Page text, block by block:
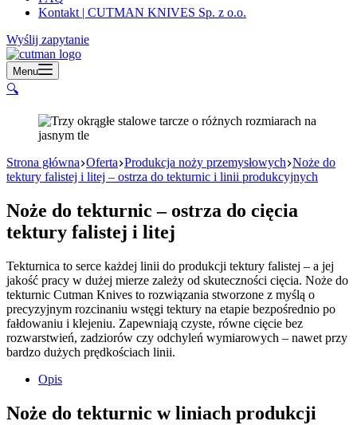
Kontakt | CUTMAN KNIVES Sp. z o.o.
Wyślij zapytanie
Menu
🔍
Strona główna Oferta Produkcja noży przemysłowych Noże do
tektury falistej i litej – ostrza do tekturnic i linii produkcyjnych
Noże do tekturnic – ostrza do cięcia
tektury falistej i litej
Tekturnica to serce każdej linii do produkcji tektury falistej – a jej
jakość pracy w dużej mierze zależy od skuteczności cięcia. Noże do
tekturnic Cutman Knives to rozwiązania stworzone z myślą o
precyzyjnym rozcinaniu wstęgi tektury na etapie bezpośrednio po
fałdowaniu i klejeniu. Zapewniają czyste, równe cięcie bez
rozwarstwień, zadziorów czy odchyleń wymiarowych – nawet przy
bardzo dużych prędkościach linii.
Opis
Noże do tekturnic w liniach produkcji